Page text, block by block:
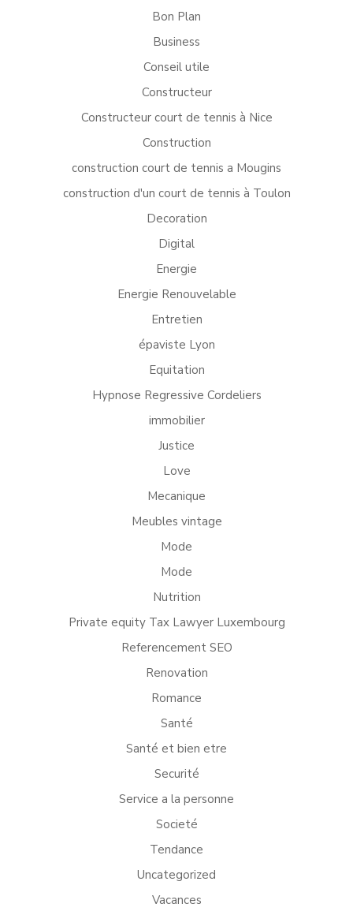
Bon Plan
Business
Conseil utile
Constructeur
Constructeur court de tennis à Nice
Construction
construction court de tennis a Mougins
construction d'un court de tennis à Toulon
Decoration
Digital
Energie
Energie Renouvelable
Entretien
épaviste Lyon
Equitation
Hypnose Regressive Cordeliers
immobilier
Justice
Love
Mecanique
Meubles vintage
Mode
Mode
Nutrition
Private equity Tax Lawyer Luxembourg
Referencement SEO
Renovation
Romance
Santé
Santé et bien etre
Securité
Service a la personne
Societé
Tendance
Uncategorized
Vacances